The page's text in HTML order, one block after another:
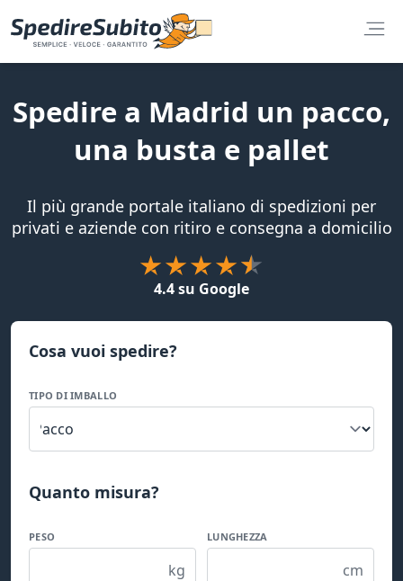
Spedire a Madrid un pacco,
una busta e pallet
Il più grande portale italiano di spedizioni per
privati e aziende con ritiro e consegna a domicilio
4.4 su Google
Cosa vuoi spedire?
TIPO DI IMBALLO
Quanto misura?
PESO
kg
LUNGHEZZA
cm